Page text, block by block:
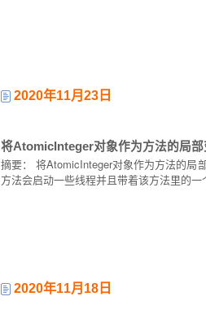
2020年11月23日
将AtomicInteger对象作为方法的局
摘要： 将AtomicInteger对象作为方法的局
方法会启动一些线程并且带着该方法里的
2020年11月18日